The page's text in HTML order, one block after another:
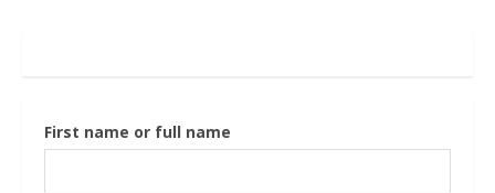
First name or full name